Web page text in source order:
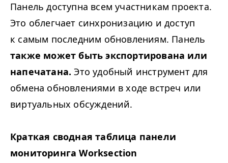
Панель доступна всем участникам проекта.
Это облегчает синхронизацию и доступ
к самым последним обновлениям. Панель
также может быть экспортирована или
напечатана. Это удобный инструмент для
обмена обновлениями в ходе встреч или
виртуальных обсуждений.
Краткая сводная таблица панели
мониторинга Worksection